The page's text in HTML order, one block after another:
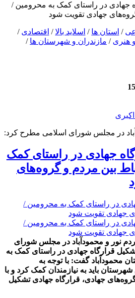
جهادی در راستای کمک به محرومین /
جهادی تقویت شود
/ استان ها / اسلاید بالا/ اقتصادی /
هنری / مازندران و شهرستان ها /
در مجلس شورای اسلامی مطرح کرد:
جهادی در راستای کمک
بین مردم و گروه‌های
مردم نور و محمودآباد در مجلس شورای
قرارگاه جهادی در راستای کمک به
محمودآباد گفت: با توجه به
باید به نیازمندان کمک کرد و با
جهادی، قرارگاه‌ جهادی تشکیل